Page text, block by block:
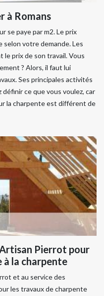
à Romans
se paye par m2. Le prix
selon votre demande. Les
le prix de son travail. Vous
? Alors, il faut lui
Ses principales activités
ce que vous voulez, car
la charpente est différent de
Pierrot pour
la charpente
et au service des
les travaux de charpente